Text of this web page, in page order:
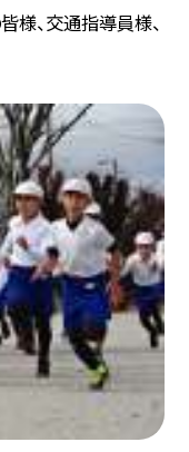
様、交通指導員様、